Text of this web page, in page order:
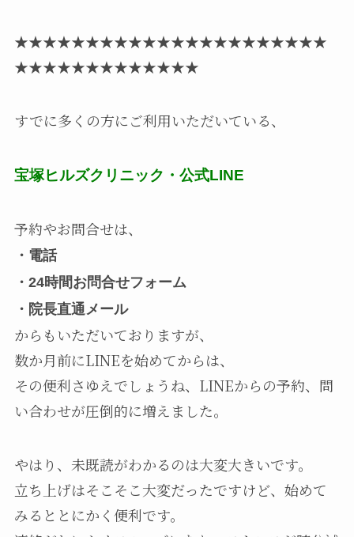
★★★★★★★★★★★★★★★★★★★★★★
★★★★★★★★★★★★★
すでに多くの方にご利用いただいている、
宝塚ヒルズクリニック・公式LINE
予約やお問合せは、
・電話
・24時間お問合せフォーム
・院長直通メール
からもいただいておりますが、
数か月前にLINEを始めてからは、
その便利さゆえでしょうね、LINEからの予約、問
い合わせが圧倒的に増えました。
やはり、未既読がわかるのは大変大きいです。
立ち上げはそこそこ大変だったですけど、始めて
みるととにかく便利です。